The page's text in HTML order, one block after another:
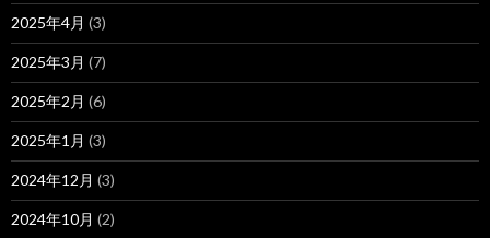
2025年4月 (3)
2025年3月 (7)
2025年2月 (6)
2025年1月 (3)
2024年12月 (3)
2024年10月 (2)